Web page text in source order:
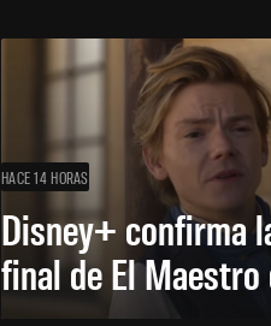
HACE 14 HORAS
Disney+ confirma
final de El Maestro